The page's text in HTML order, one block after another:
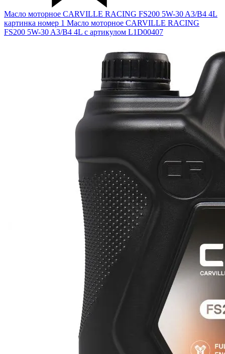
Масло моторное CARVILLE RACING FS200 5W-30 A3/B4 4L
картинка номер 1 Масло моторное CARVILLE RACING
FS200 5W-30 A3/B4 4L с артикулом L1D00407